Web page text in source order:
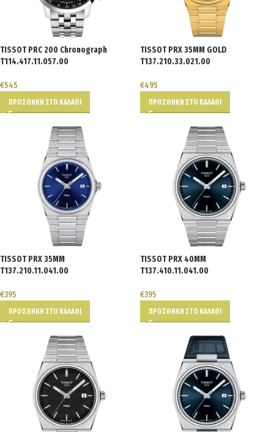
TISSOT PRC 200 Chronograph
T114.417.11.057.00
€545
ΠΡΟΣΘΉΚΗ ΣΤΟ ΚΑΛΆΘΙ
TISSOT PRX 35MM GOLD
T137.210.33.021.00
€495
ΠΡΟΣΘΉΚΗ ΣΤΟ ΚΑΛΆΘΙ
TISSOT PRX 35MM
T137.210.11.041.00
€395
ΠΡΟΣΘΉΚΗ ΣΤΟ ΚΑΛΆΘΙ
TISSOT PRX 40MM
T137.410.11.041.00
€395
ΠΡΟΣΘΉΚΗ ΣΤΟ ΚΑΛΆΘΙ